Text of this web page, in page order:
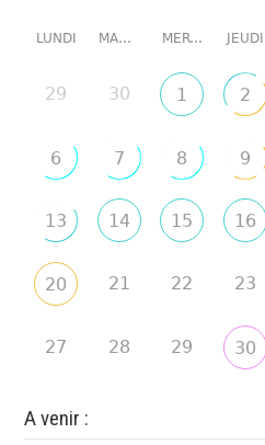
LUNDI MARDI MERCREDI JEUDI
29 30 1 2
6 7 8 9
13 14 15 16
20 21 22 23
27 28 29 30
A venir :